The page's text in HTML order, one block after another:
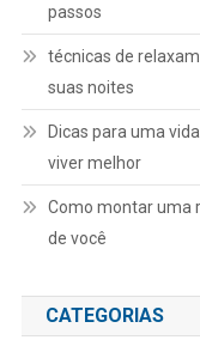
passos
técnicas de
suas noites
Dicas para uma
viver melhor
Como montar uma
de você
CATEGORIAS